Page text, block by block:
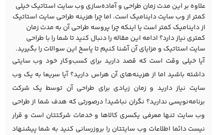
علاوه‌ بر این مدت زمان طراحی و آماده‌سازی وب سایت استاتیک خیلی
کمتر از وب سایت داینامیک است. اما چرا هزینه طراحی سایت استاتیک
از داینامیک کمتر است یا اینکه چرا پروسه طراحی آن به مدت زمان
کمتری نیاز دارد؟ ادامه این مقاله را دنبال کنید تا شما را با طراحی
سایت استاتیک و مزایای آن آشنا کنیم تا پاسخ این سوالات را بگیرید.
آیا خیلی وقت است که قصد دارید برای کسب‌و‌کار خود وب سایتی
داشته باشید اما از هزینه‌های آن هراس دارید؟ آیا سریعا به یک وب
سایت نیاز دارید و زمان زیادی برای طراحی آن توسط یک شرکت
برنامه‌نویسی ندارید؟ نگران نباشید! درصورتی که هدف شما از طراحی
وب سایت تنها معرفی یکسری کالاها و خدمات شرکتتان است و قرار
نیست دائما اطلاعات وب سایتتان را بروزرسانی کنید به شما پیشنهاد